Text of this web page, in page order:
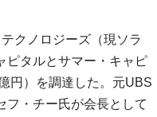
クノロジーズ（現ソラ
ピタルとサマー・キャピ
円）を調達した。元UBS
フ・チー氏が会長として